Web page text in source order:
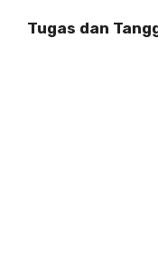
Tugas dan